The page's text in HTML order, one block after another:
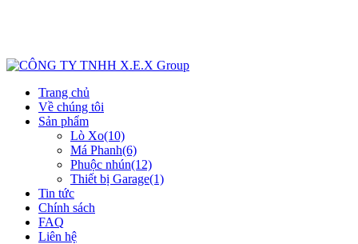
Trang chủ
Về chúng tôi
Sản phẩm
Lò Xo(10)
Má Phanh(6)
Phuộc nhún(12)
Thiết bị Garage(1)
Tin tức
Chính sách
FAQ
Liên hệ